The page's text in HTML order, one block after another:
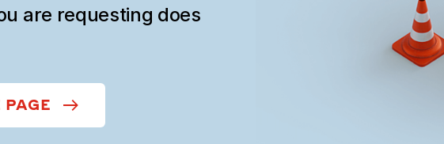
are requesting does